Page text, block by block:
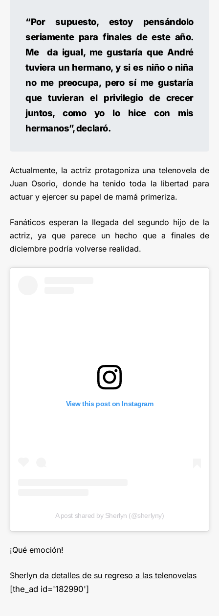
“Por supuesto, estoy pensándolo
seriamente para finales de este año.
Me
da igual, me gustaría que André
tuviera un hermano, y si es niño o niña
no me preocupa, pero sí me gustaría
que tuvieran el privilegio de crecer
juntos, como yo lo hice con mis
hermanos”, declaró.
Actualmente, la actriz protagoniza una telenovela de
Juan Osorio, donde ha tenido toda la libertad para
actuar y ejercer su papel de mamá primeriza.
Fanáticos esperan la llegada del segundo hijo de la
actriz, ya que parece un hecho que a finales de
diciembre podría volverse realidad.
View this post on Instagram
A post shared by Sherlyn (@sherlyny)
¡Qué emoción!
Sherlyn da detalles de su regreso a las telenovelas
[the_ad id='182990']